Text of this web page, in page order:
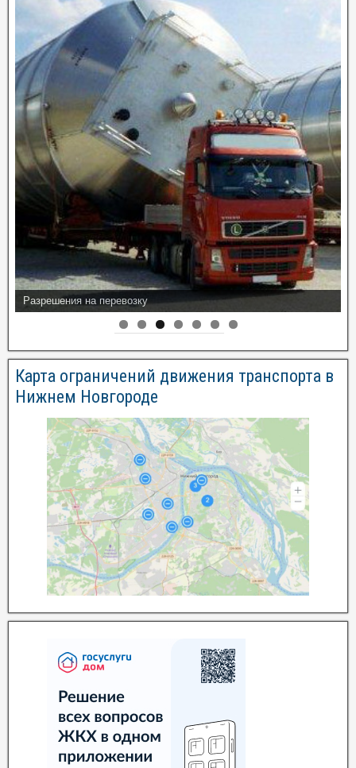
Разрешения на перевозку
Информация по эвакуаторам
Карта ограничений движения транспорта в
Нижнем Новгороде